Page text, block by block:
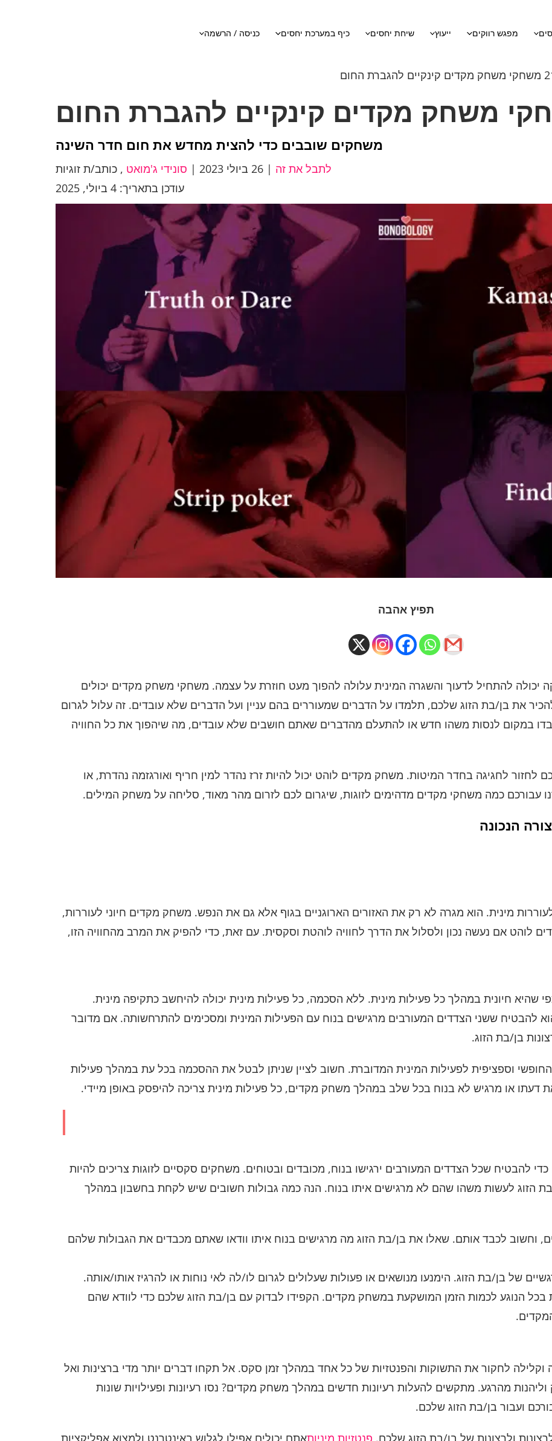
מפגש רווקים ייעוץ שיחת יחסים כיף במערכת יחסים כניסה / הרשמה
קינקיים להגברת החום
משחקים שובבים כדי להצית מחדש את חום חדר השינה
לתבל את זה | 26 ביולי 2023 | סונידי ג'מואט , כותב/ת זוגיות
עודכן בתאריך: 4 ביולי, 2025
תפיץ אהבה
יכולה להתחיל לדעוך והשגרה המינית עלולה להפוך מעט חוזרת על עצמה. משחקי משחק מקדים יכולים
את בן/בת הזוג שלכם, תלמדו על הדברים שמעוררים בהם עניין ועל הדברים שלא עובדים. זה עלול לגרום
במקום לנסות משהו חדש או להתעלם מהדברים שאתם חושבים שלא עובדים, מה שיהפוך את כל החוויה
לחזור לחגיגה בחדר המיטות. משחק מקדים לוהט יכול להיות זרז נהדר למין חריף ואורגזמה נהדרת, או
עבורכם כמה משחקי מקדים מדהימים לזוגות, שיגרום לכם לזרום מהר מאוד, סליחה על משחק המילים.
הנכונה
מינית. הוא מגרה לא רק את האזורים הארוגניים בגוף אלא גם את הנפש. משחק מקדים חיוני לעוררות,
לוהט אם נעשה נכון ולסלול את הדרך לחוויה לוהטת וסקסית. עם זאת, כדי להפיק את המרב מהחוויה הזו,
חיונית במהלך כל פעילות מינית. ללא הסכמה, כל פעילות מינית יכולה להיחשב כתקיפה מינית.
ששני הצדדים המעורבים מרגישים בנוח עם הפעילות המינית ומסכימים להתרחשותה. אם מדובר
בן/בת הזוג.
וספציפית לפעילות המינית המדוברת. חשוב לציין שניתן לבטל את ההסכמה בכל עת במהלך פעילות
או מרגיש לא בנוח בכל שלב במהלך משחק מקדים, כל פעילות מינית צריכה להיפסק באופן מיידי.
להבטיח שכל הצדדים המעורבים ירגישו בנוח, מכובדים ובטוחים. משחקים סקסיים לזוגות צריכים להיות
הזוג לעשות משהו שהם לא מרגישים איתו בנוח. הנה כמה גבולות חשובים שיש לקחת בחשבון במהלך
וחשוב לכבד אותם. שאלו את בן/בת הזוג מה מרגישים בנוח איתו וודאו שאתם מכבדים את הגבולות שלהם
של בן/בת הזוג. הימנעו מנושאים או פעולות שעלולים לגרום לו/לה לאי נוחות או להרגיז אותו/אותה.
בכל הנוגע לכמות הזמן המושקעת במשחק מקדים. הקפידו לבדוק עם בן/בת הזוג שלכם כדי לוודא שהם
לחקור את התשוקות והפנטזיות של כל אחד במהלך זמן סקס. אל תקחו דברים יותר מדי ברצינות ואל
מהרגע. מתקשים להעלות רעיונות חדשים במהלך משחק מקדים? נסו רעיונות ופעילויות שונות
ועבור בן/בת הזוג שלכם.
ולרצונות של בן/בת הזוג שלכם. פנטזיות מיניותאתם יכולים אפילו לגלוש באינטרנט ולמצוא אפליקציות